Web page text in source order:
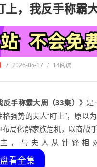
上，我反手称
/ 2026-06-17 / 14阅读
反手称霸大周（33集）》 是
强势的夫人“盯上”，原以
局化解家族危机，以商战
，与夫人从针锋相
看全集